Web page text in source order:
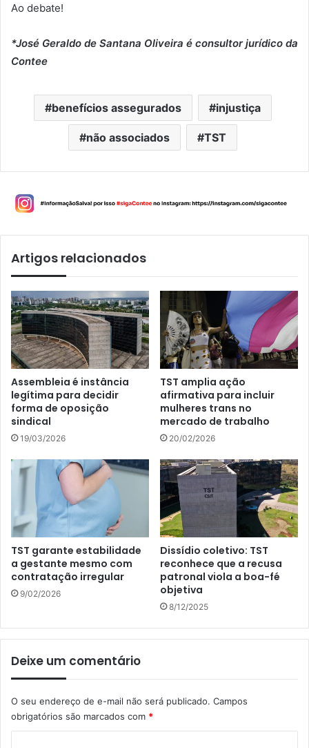
Ao debate!
*José Geraldo de Santana Oliveira é consultor jurídico da
Contee
benefícios assegurados injustiça
não associados TST
Artigos relacionados
Assembleia é instância
legítima para decidir
forma de oposição
sindical
19/03/2026
TST amplia ação
afirmativa para incluir
mulheres trans no
mercado de trabalho
20/02/2026
TST garante estabilidade
a gestante mesmo com
contratação irregular
9/02/2026
Dissídio coletivo: TST
reconhece que a recusa
patronal viola a boa-fé
objetiva
8/12/2025
Deixe um comentário
O seu endereço de e-mail não será publicado. Campos
obrigatórios são marcados com *